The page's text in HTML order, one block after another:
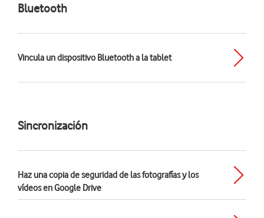
Bluetooth
Vincula un dispositivo Bluetooth a la tablet
Sincronización
Haz una copia de seguridad de las fotografías y los
vídeos en Google Drive